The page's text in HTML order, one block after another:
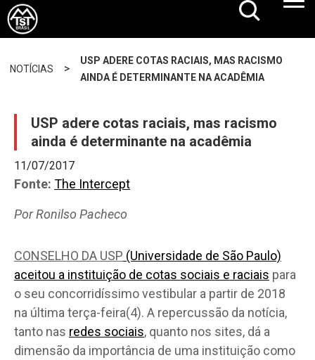
NOTÍCIAS >
USP ADERE COTAS RACIAIS, MAS RACISMO
AINDA É DETERMINANTE NA ACADÊMIA
USP adere cotas raciais, mas racismo
ainda é determinante na acadêmia
11/07/2017
Fonte: The Intercept
Por Ronilso Pacheco
CONSELHO DA USP (Universidade de São Paulo)
aceitou a instituição de cotas sociais e raciais para
o seu concorridíssimo vestibular a partir de 2018
na última terça-feira(4). A repercussão da notícia,
tanto nas redes sociais, quanto nos sites, dá a
dimensão da importância de uma instituição como